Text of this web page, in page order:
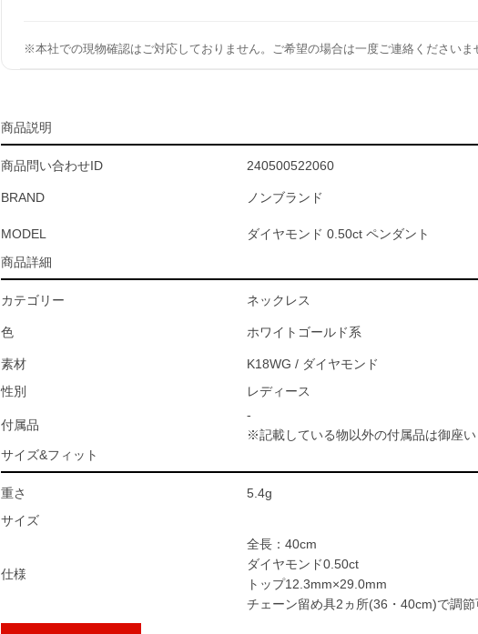
※本社での現物確認はご対応しておりません。ご希望の場合は一度ご連絡くださいま
商品説明
商品問い合わせID 240500522060
BRAND ノンブランド
MODEL
ダイヤモンド 0.50ct ペンダント
商品詳細
カテゴリー ネックレス
色 ホワイトゴールド系
素材
K18WG / ダイヤモンド
性別
レディース
付属品
-
※記載している物以外の付属品は御座
サイズ&フィット
重さ
5.4g
サイズ
仕様
全長：40cm
ダイヤモンド0.50ct
トップ12.3mm×29.0mm
チェーン留め具2ヵ所(36・40cm)で調節